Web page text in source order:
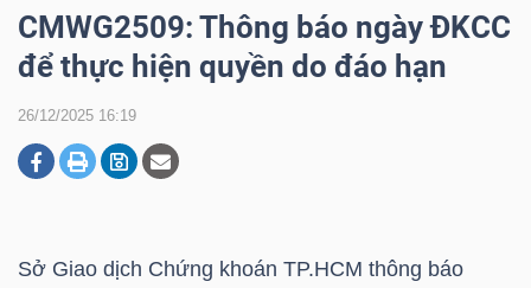
CMWG2509: Thông báo ngày ĐKCC
để thực hiện quyền do đáo hạn
26/12/2025 16:19
Sở Giao dịch Chứng khoán TP.HCM thông báo
CHỨNG